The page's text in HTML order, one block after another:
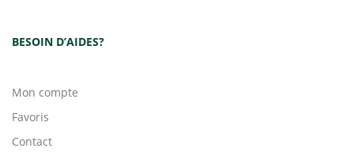
BESOIN D’AIDES?
Mon compte
Favoris
Contact